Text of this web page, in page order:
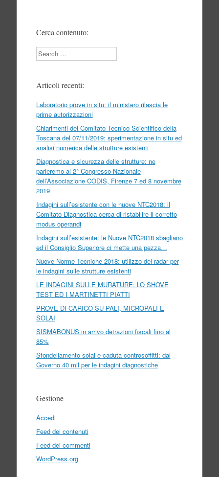
Cerca contenuto:
Search
Articoli recenti:
Laboratorio prove in situ: il ministero rilascia le
prime autorizzazioni
Chiarimenti del Comitato Tecnico Scientifico della
Toscana del 07/11/2019: sperimentazione in situ ed
analisi numerica delle strutture esistenti
Diagnostica e sicurezza delle strutture: ne
parleremo al 2° Congresso Nazionale
dell’Associazione CODIS, Firenze 7 ed 8 novembre
2019
Indagini sull’esistente con le nuove NTC2018: il
Comitato Diagnostica cerca di ristabilire il corretto
modus operandi
Indagini sull’esistente: le Nuove NTC2018 sbagliano
ed il Consiglio Superiore ci mette una pezza…
Nuove Norme Tecniche 2018: utilizzo del radar per
le indagini sulle strutture esistenti
LE INDAGINI SULLE MURATURE: LO SHOVE
TEST ED I MARTINETTI PIATTI
PROVE DI CARICO SU PALI, MICROPALI E
SOLAI
SISMABONUS in arrivo detrazioni fiscali fino al
85%
Sfondellamento solai e caduta controsoffitti: dal
Governo 40 mil per le indagini diagnostiche
Gestione
Accedi
Feed dei contenuti
Feed dei commenti
WordPress.org